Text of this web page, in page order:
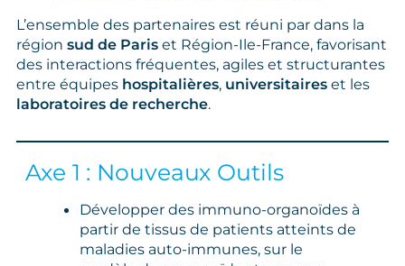
L’ensemble des partenaires est réuni par dans la
région sud de Paris et Région-Ile-France, favorisant
des interactions fréquentes, agiles et structurantes
entre équipes hospitalières, universitaires et les
laboratoires de recherche.
Axe 1 : Nouveaux Outils
Développer des immuno‑organoïdes à
partir de tissus de patients atteints de
maladies auto‑immunes, sur le